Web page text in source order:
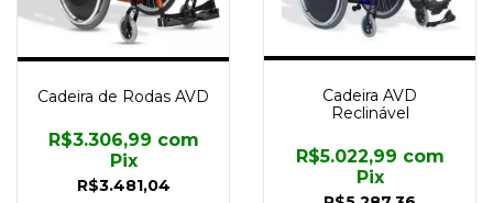
Cadeira de Rodas AVD
R$3.481,04
R$3.306,99 com
Pix
Cadeira AVD
Reclinável
R$5.022,99 com
Pix